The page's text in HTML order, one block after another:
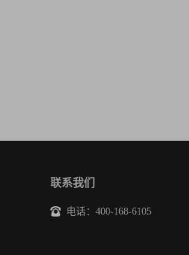
联系我们
电话：400-168-6105